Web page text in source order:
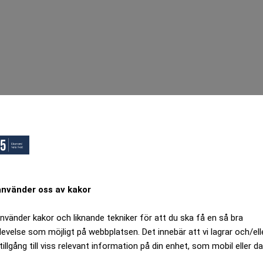
oss av kakor
kakor och liknande tekniker för att du ska få en så bra
som möjligt på webbplatsen. Det innebär att vi lagrar och/
till viss relevant information på din enhet, som mobil eller